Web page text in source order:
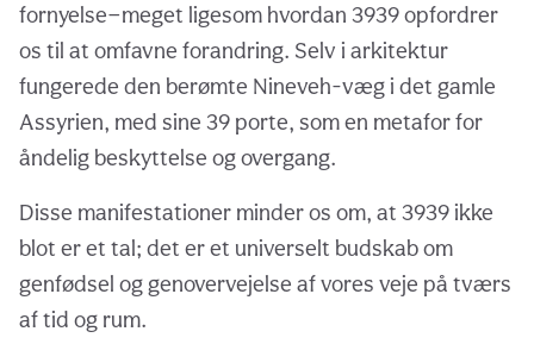
fornyelse—meget ligesom hvordan 3939 opfordrer
os til at omfavne forandring. Selv i arkitektur
fungerede den berømte Nineveh-væg i det gamle
Assyrien, med sine 39 porte, som en metafor for
åndelig beskyttelse og overgang.
Disse manifestationer minder os om, at 3939 ikke
blot er et tal; det er et universelt budskab om
genfødsel og genovervejelse af vores veje på tværs
af tid og rum.